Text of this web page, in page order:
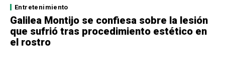
Entretenimiento
Galilea Montijo se confiesa sobre la lesión
que sufrió tras procedimiento estético en
el rostro